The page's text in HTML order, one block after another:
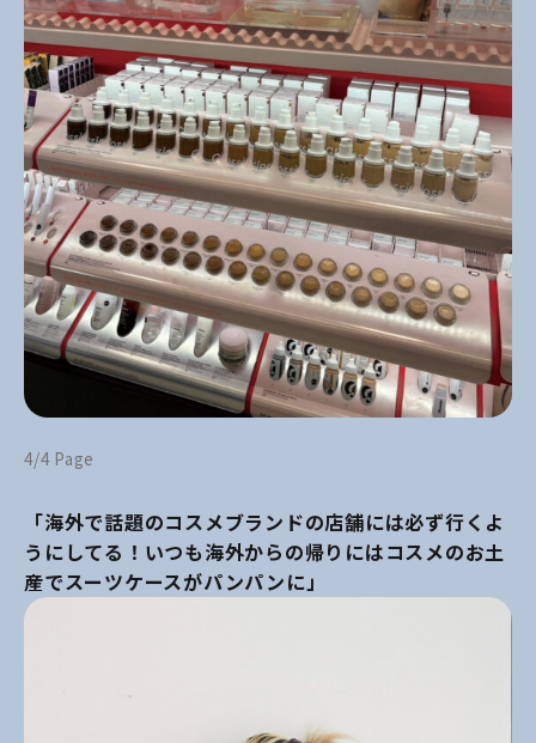
4/4 Page
「海外で話題のコスメブランドの店舗には必ず行くよ
うにしてる！いつも海外からの帰りにはコスメのお土
産でスーツケースがパンパンに」